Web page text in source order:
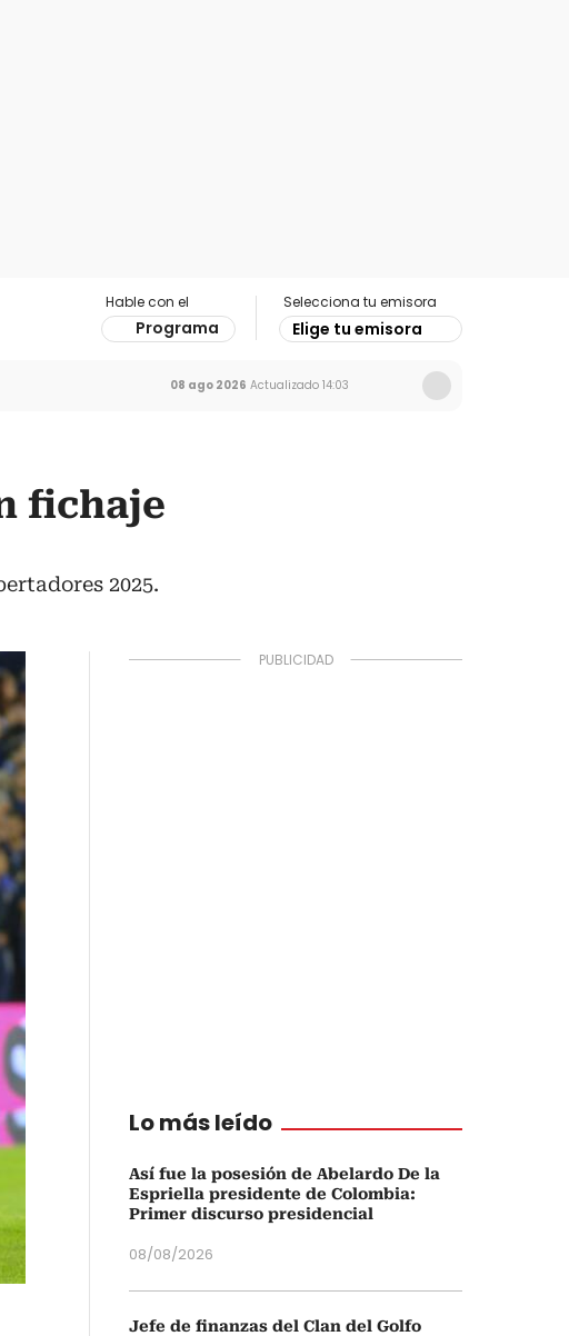
Hable con el
Programa
Selecciona tu emisora
Elige tu emisora
08 ago 2026 Actualizado 14:03
fichaje
2025.
Lo más leído
Así fue la posesión de Abelardo De la
Espriella presidente de Colombia:
Primer discurso presidencial
08/08/2026
Jefe de finanzas del Clan del Golfo